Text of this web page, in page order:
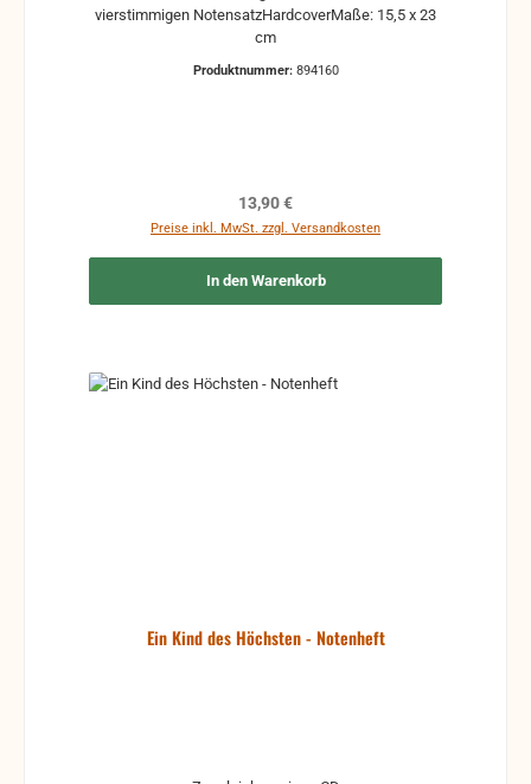
vierstimmigen NotensatzHardcoverMaße: 15,5 x 23
cm
Produktnummer: 894160
Regulärer Preis:
13,90 €
Preise inkl. MwSt. zzgl. Versandkosten
In den Warenkorb
Ein Kind des Höchsten - Notenheft